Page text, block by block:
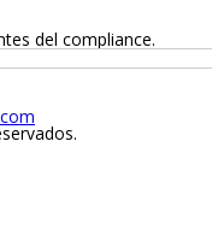
del compliance.